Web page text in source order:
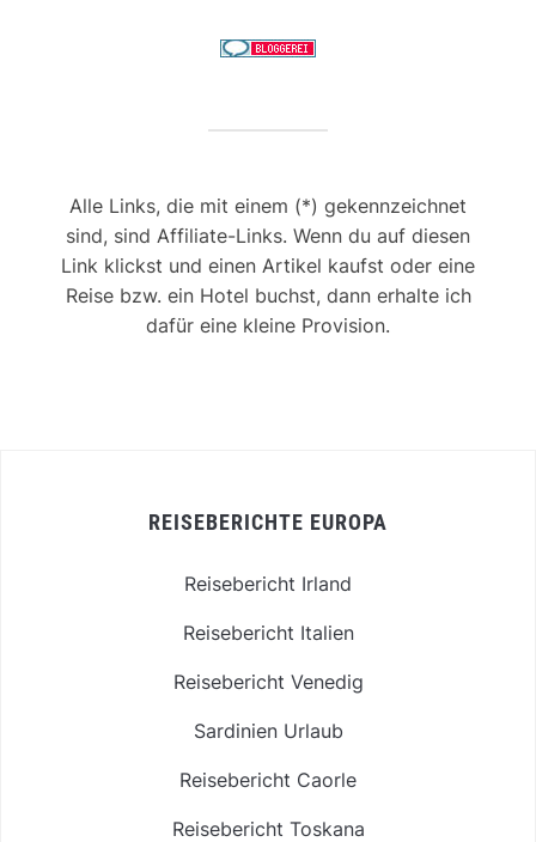
Alle Links, die mit einem (*) gekennzeichnet
sind, sind Affiliate-Links. Wenn du auf diesen
Link klickst und einen Artikel kaufst oder eine
Reise bzw. ein Hotel buchst, dann erhalte ich
dafür eine kleine Provision.
REISEBERICHTE EUROPA
Reisebericht Irland
Reisebericht Italien
Reisebericht Venedig
Sardinien Urlaub
Reisebericht Caorle
Reisebericht Toskana